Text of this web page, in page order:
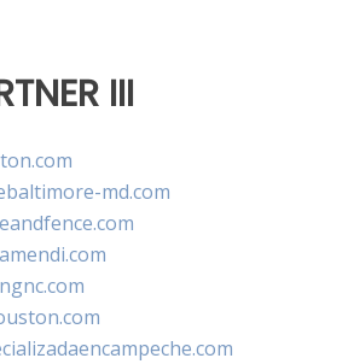
III
md.com